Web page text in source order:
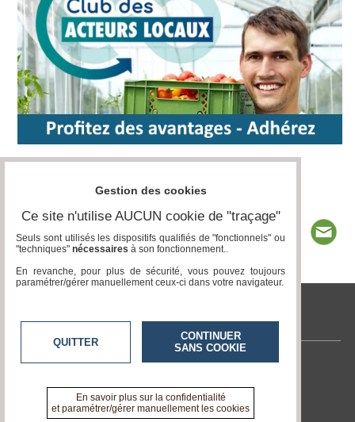
www.acteurs-locaux.fr
En savoir +
A propos de www.acteurs-locaux.fr
Gestion des cookies
Ce site n'utilise AUCUN cookie de "traçage"
Seuls sont utilisés les dispositifs qualifiés de "fonctionnels" ou
"techniques" nécessaires à son fonctionnement..
En revanche, pour plus de sécurité, vous pouvez toujours
paramétrer/gérer manuellement ceux-ci dans votre navigateur.
QUITTER
CONTINUER
SANS COOKIE
En savoir plus sur la confidentialité
et paramétrer/gérer manuellement les cookies